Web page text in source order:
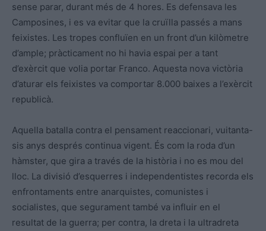
sense parar, durant més de 4 hores. Es defensava les
Camposines, i es va evitar que la cruïlla passés a mans
feixistes. Les tropes confluïen en un front d’un kilòmetre
d’ample; pràcticament no hi havia espai per a tant
d’exèrcit que volia portar Franco. Aquesta nova victòria
d’aturar els feixistes va comportar 8.000 baixes a l’exèrcit
republicà.
Aquella batalla contra el pensament reaccionari, vuitanta-
sis anys després continua vigent. És com la roda d’un
hàmster, que gira a través de la història i no es mou del
lloc. La divisió d’esquerres i independentistes recorda els
enfrontaments entre anarquistes, comunistes i
socialistes, que segurament també va influir en el
resultat de la guerra; per contra, la dreta i la ultradreta